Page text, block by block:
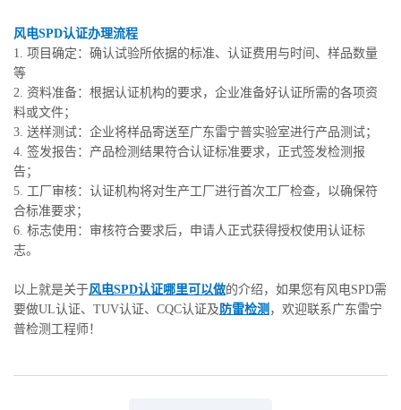
风电SPD认证办理流程
1. 项目确定：确认试验所依据的标准、认证费用与时间、样品数量
等
2. 资料准备：根据认证机构的要求，企业准备好认证所需的各项资
料或文件；
3. 送样测试：企业将样品寄送至广东雷宁普实验室进行产品测试；
4. 签发报告：产品检测结果符合认证标准要求，正式签发检测报
告；
5. 工厂审核：认证机构将对生产工厂进行首次工厂检查，以确保符
合标准要求；
6. 标志使用：审核符合要求后，申请人正式获得授权使用认证标
志。
以上就是关于风电SPD认证哪里可以做的介绍，如果您有风电SPD需
要做UL认证、TUV认证、CQC认证及 防雷检测 ，欢迎联系广东雷宁
普检测工程师！